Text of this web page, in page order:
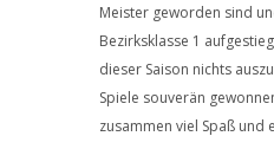
Meister geworden sind
Bezirksklasse 1
dieser Saison nichts
Spiele souverän
zusammen viel Spaß und